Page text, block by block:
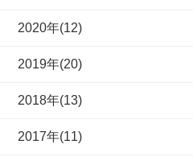
2020年(12)
2019年(20)
2018年(13)
2017年(11)